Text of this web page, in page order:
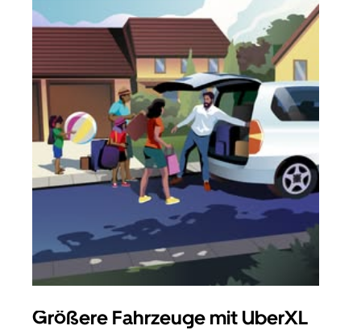
Größere Fahrzeuge mit UberXL